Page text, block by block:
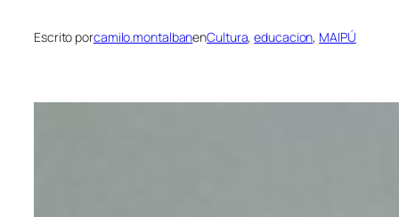
Escrito porcamilo.montalbanenCultura, educacion, MAIPÚ